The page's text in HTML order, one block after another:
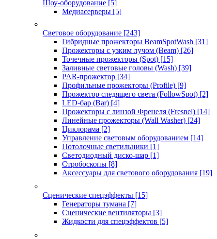
Шоу-оборудование [5]
Медиасерверы [5]
Световое оборудование [243]
Гибридные прожекторы BeamSpotWash [31]
Прожекторы с узким лучом (Beam) [26]
Точечные прожекторы (Spot) [15]
Заливные световые головы (Wash) [39]
PAR-прожектор [34]
Профильные прожекторы (Profile) [9]
Прожектор следящего света (FollowSpot) [2]
LED-бар (Bar) [4]
Прожекторы с линзой Френеля (Fresnel) [14]
Линейные прожекторы (Wall Washer) [24]
Циклорама [2]
Управление световым оборудованием [14]
Потолочные светильники [1]
Светодиодный диско-шар [1]
Стробоскопы [8]
Аксессуары для светового оборудования [19]
Сценические спецэффекты [15]
Генераторы тумана [7]
Сценические вентиляторы [3]
Жидкости для спецэффектов [5]